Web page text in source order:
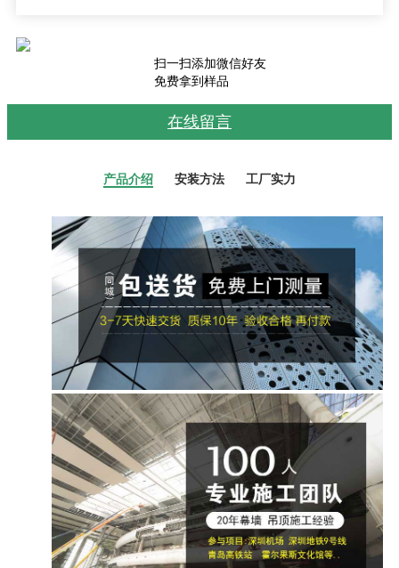
扫一扫添加微信好友
免费拿到样品
在线留言
产品介绍 安装方法 工厂实力